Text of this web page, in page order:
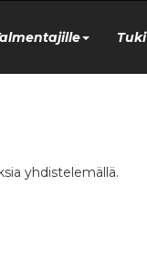
Tuki
yhdistelemällä.